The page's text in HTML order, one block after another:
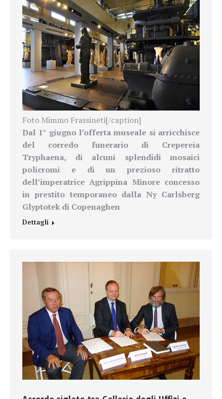
Foto Mimmo Frassineti[/caption]
Dal 1° giugno l’offerta museale si arricchisce
del corredo funerario di Crepereia
Tryphaena, di alcuni splendidi mosaici
policromi e di un prezioso ritratto
dell’imperatrice Agrippina Minore concesso
in prestito temporaneo dalla Ny Carlsberg
Glyptotek di Copenaghen
Dettagli